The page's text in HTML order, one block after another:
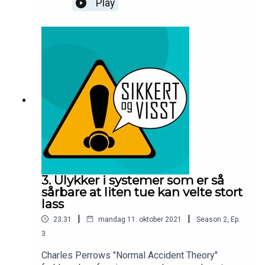
ulykker og motstandsdyktige
organisatoriske ulykker og motstandsdyktige
organizations: Six perspectivesRasmussen, J.
(1997) Risk management in a dynamic society: a
modelling problem
alle systemkarakteristikker tilsier at ulykker er
uunngåelig. Tor Olav Grøtan fra SINTEF Digital er
er fjerde episode i en miniserie som tar for seg 6
perspektiver på organisatoriske ulykker og
motstandsdyktige organisasjonerRapporten om
perspektiver på organisatoriske ulykker og
motstandsdyktige organisasjoner:Rosness, R.,
m.fl. (2010) Organizational accidents and resilient
organizations: Six perspectives
Play
3. Ulykker i systemer som er så
sårbare at liten tue kan velte stort
lass
23:31 | mandag 11. oktober 2021 | Season 2 Ep.
3
Charles Perrows "Normal Accident Theory"